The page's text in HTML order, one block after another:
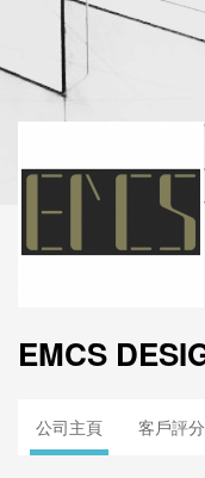
EMCS
公司主頁 客戶評分